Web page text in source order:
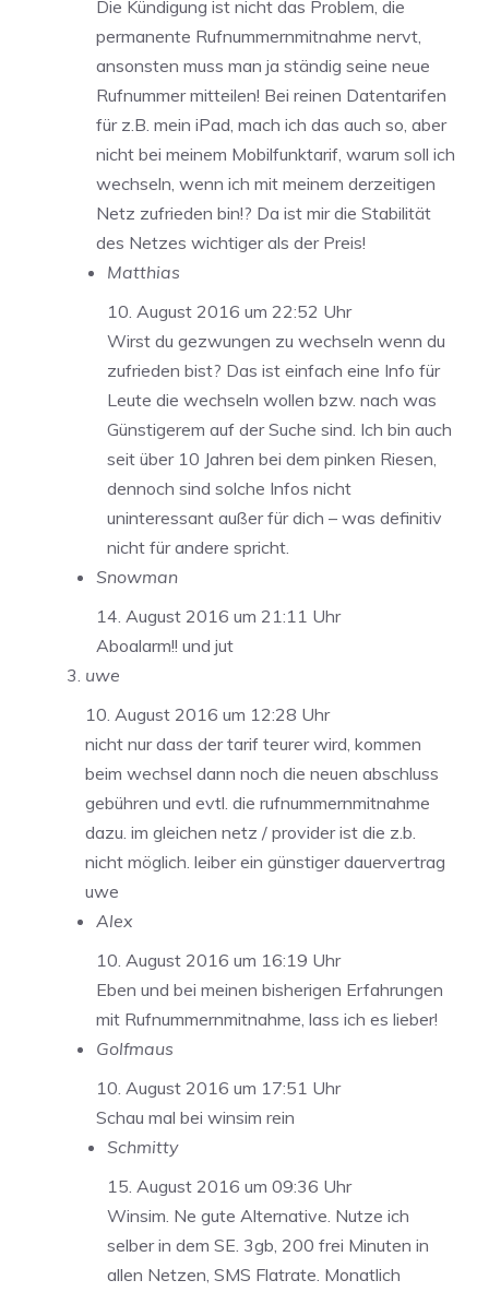
Die Kündigung ist nicht das Problem, die
permanente Rufnummernmitnahme nervt,
ansonsten muss man ja ständig seine neue
Rufnummer mitteilen! Bei reinen Datentarifen
für z.B. mein iPad, mach ich das auch so, aber
nicht bei meinem Mobilfunktarif, warum soll ich
wechseln, wenn ich mit meinem derzeitigen
Netz zufrieden bin!? Da ist mir die Stabilität
des Netzes wichtiger als der Preis!
Matthias
10. August 2016 um 22:52 Uhr
Wirst du gezwungen zu wechseln wenn du
zufrieden bist? Das ist einfach eine Info für
Leute die wechseln wollen bzw. nach was
Günstigerem auf der Suche sind. Ich bin auch
seit über 10 Jahren bei dem pinken Riesen,
dennoch sind solche Infos nicht
uninteressant außer für dich – was definitiv
nicht für andere spricht.
Snowman
14. August 2016 um 21:11 Uhr
Aboalarm!! und jut
uwe
10. August 2016 um 12:28 Uhr
nicht nur dass der tarif teurer wird, kommen
beim wechsel dann noch die neuen abschluss
gebühren und evtl. die rufnummernmitnahme
dazu. im gleichen netz / provider ist die z.b.
nicht möglich. leiber ein günstiger dauervertrag
uwe
Alex
10. August 2016 um 16:19 Uhr
Eben und bei meinen bisherigen Erfahrungen
mit Rufnummernmitnahme, lass ich es lieber!
Golfmaus
10. August 2016 um 17:51 Uhr
Schau mal bei winsim rein
Schmitty
15. August 2016 um 09:36 Uhr
Winsim. Ne gute Alternative. Nutze ich
selber in dem SE. 3gb, 200 frei Minuten in
allen Netzen, SMS Flatrate. Monatlich